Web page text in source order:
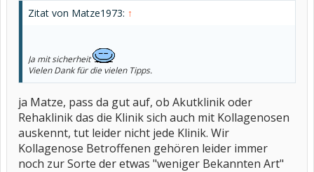
Zitat von Matze1973: ↑
Ja mit sicherheit
Vielen Dank für die vielen Tipps.
ja Matze, pass da gut auf, ob Akutklinik oder
Rehaklinik das die Klinik sich auch mit Kollagenosen
auskennt, tut leider nicht jede Klinik. Wir
Kollagenose Betroffenen gehören leider immer
noch zur Sorte der etwas "weniger Bekannten Art"